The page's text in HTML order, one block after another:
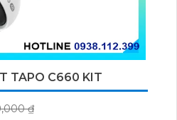
TAPO C660 KIT
₫